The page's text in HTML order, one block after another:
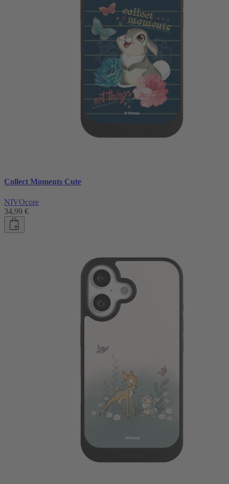
Collect Moments Cute
NIVOcore
34,99 €